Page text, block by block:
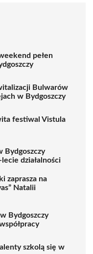
pełen
Bulwarów
w Bydgoszczy
festiwal Vistula
Bydgoszczy
działalności
zaprasza na
Natalii
Bydgoszczy
szkolą się w